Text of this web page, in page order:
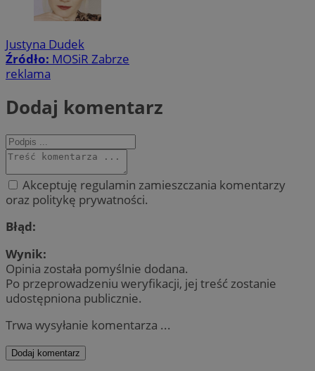
Justyna Dudek
Źródło: MOSiR Zabrze
reklama
Dodaj komentarz
Akceptuję regulamin zamieszczania komentarzy
oraz politykę prywatności.
Błąd:
Wynik:
Opinia została pomyślnie dodana.
Po przeprowadzeniu weryfikacji, jej treść zostanie
udostępniona publicznie.
Trwa wysyłanie komentarza ...
Dodaj komentarz